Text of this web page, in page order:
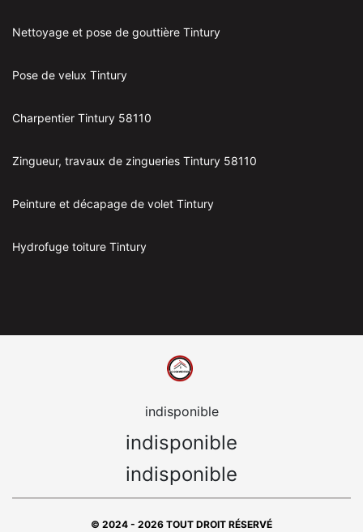
Nettoyage et pose de gouttière Tintury
Pose de velux Tintury
Charpentier Tintury 58110
Zingueur, travaux de zingueries Tintury 58110
Peinture et décapage de volet Tintury
Hydrofuge toiture Tintury
indisponible
indisponible
indisponible
© 2024 - 2026 TOUT DROIT RÉSERVÉ